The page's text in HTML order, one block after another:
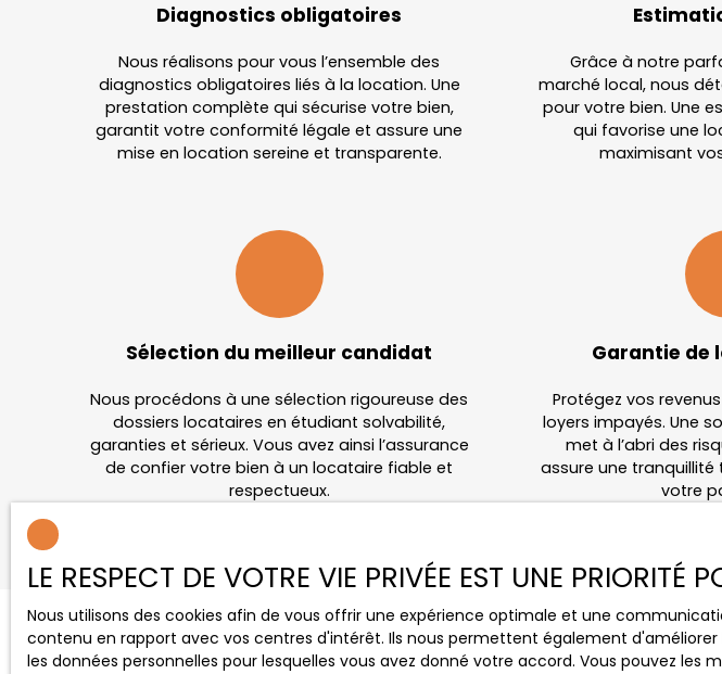
Diagnostics obligatoires
Nous réalisons pour vous l’ensemble des
diagnostics obligatoires liés à la location. Une
prestation complète qui sécurise votre bien,
garantit votre conformité légale et assure une
mise en location sereine et transparente.
Grâce à notre
marché local, nous
pour votre bien. Une
qui favorise une
maximisant
Sélection du meilleur candidat
Nous procédons à une sélection rigoureuse des
dossiers locataires en étudiant solvabilité,
garanties et sérieux. Vous avez ainsi l’assurance
de confier votre bien à un locataire fiable et
respectueux.
Garantie de
Protégez vos
loyers impayés. Une
met à l’abri des
assure une
votre
LE RESPECT DE VOTRE VIE PRIVÉE EST UNE PRIORITÉ
Nous utilisons des cookies afin de vous offrir une expérience optimale et une
contenu en rapport avec vos centres d'intérêt. Ils nous permettent également
les données personnelles pour lesquelles vous avez donné votre accord. Vous pouvez